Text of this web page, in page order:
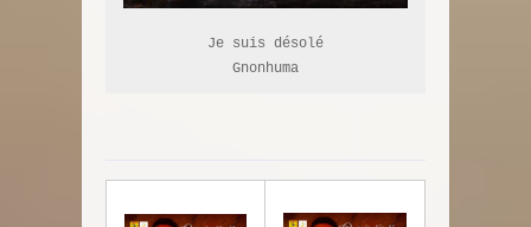
Je suis désolé
Gnonhuma